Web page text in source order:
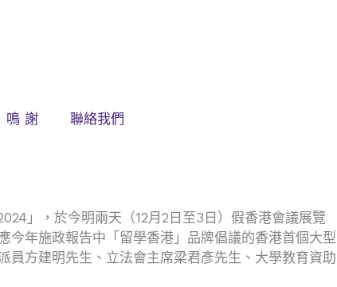
鳴 謝 聯絡我們
」，於今明兩天（12月2日至3日）假香港會議展覽
年施政報告中「留學香港」品牌倡議的香港首個大型
員方建明先生、立法會主席梁君彥先生、大學教育資助